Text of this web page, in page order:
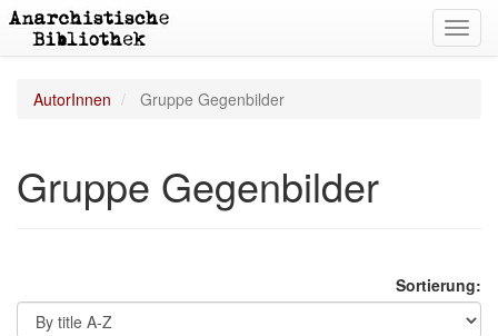
AutorInnen Gruppe Gegenbilder
Gruppe Gegenbilder
Sortierung: